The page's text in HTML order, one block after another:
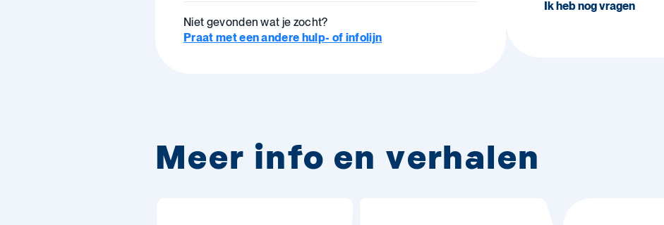
Niet gevonden wat je zocht?
Praat met een andere hulp- of infolijn
Ik heb nog vragen
Meer info en verhalen